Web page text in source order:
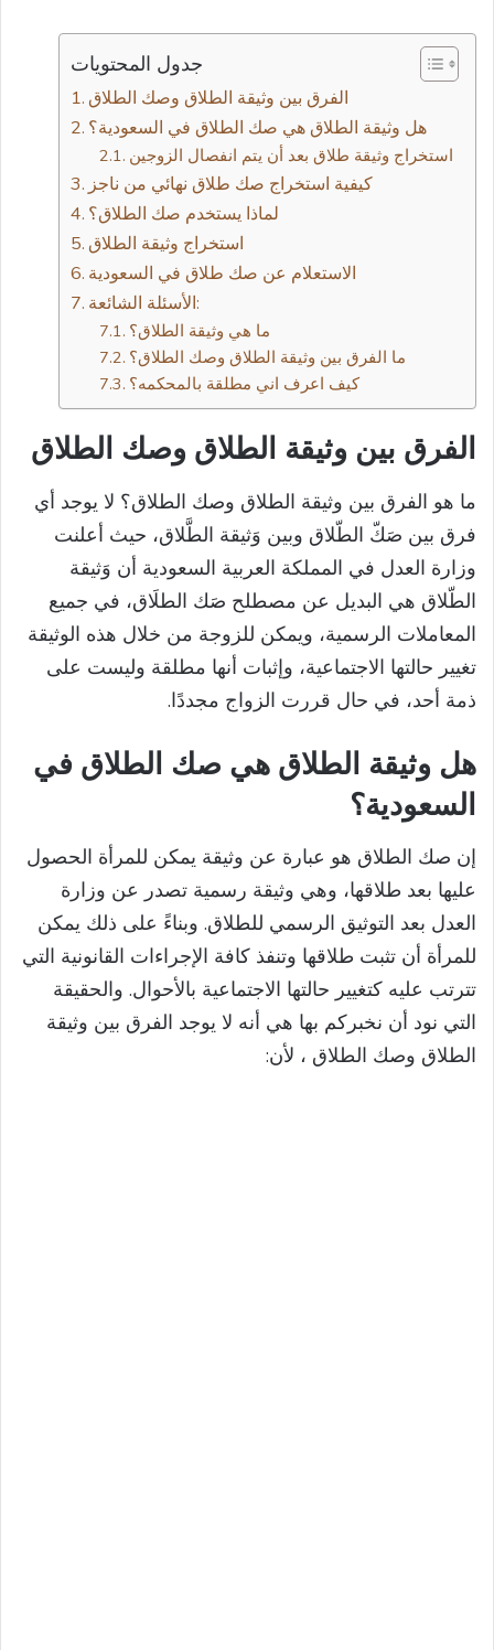
جدول المحتويات
الفرق بين وثيقة الطلاق وصك الطلاق
هل وثيقة الطلاق هي صك الطلاق في السعودية؟
استخراج وثيقة طلاق بعد أن يتم انفصال الزوجين
كيفية استخراج صك طلاق نهائي من ناجز
لماذا يستخدم صك الطلاق؟
استخراج وثيقة الطلاق
الاستعلام عن صك طلاق في السعودية
الأسئلة الشائعة:
ما هي وثيقة الطلاق؟
ما الفرق بين وثيقة الطلاق وصك الطلاق؟
كيف اعرف اني مطلقة بالمحكمه؟
الفرق بين وثيقة الطلاق وصك الطلاق
ما هو الفرق بين وثيقة الطلاق وصك الطلاق؟ لا يوجد أي
فرق بين صَكّ الطّلاق وبين وَثيقة الطَّلاق، حيث أعلنت
وزارة العدل في المملكة العربية السعودية أن وَثيقة
الطّلاق هي البديل عن مصطلح صَك الطلَاق، في جميع
المعاملات الرسمية، ويمكن للزوجة من خلال هذه الوثيقة
تغيير حالتها الاجتماعية، وإثبات أنها مطلقة وليست على
ذمة أحد، في حال قررت الزواج مجددًا.
هل وثيقة الطلاق هي صك الطلاق في
السعودية؟
إن صك الطلاق هو عبارة عن وثيقة يمكن للمرأة الحصول
عليها بعد طلاقها، وهي وثيقة رسمية تصدر عن وزارة
العدل بعد التوثيق الرسمي للطلاق. وبناءً على ذلك يمكن
للمرأة أن تثبت طلاقها وتنفذ كافة الإجراءات القانونية التي
تترتب عليه كتغيير حالتها الاجتماعية بالأحوال. والحقيقة
التي نود أن نخبركم بها هي أنه لا يوجد الفرق بين وثيقة
الطلاق وصك الطلاق ، لأن: